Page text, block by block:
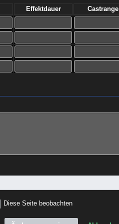
Effektdauer Castrange
Diese Seite beobachten